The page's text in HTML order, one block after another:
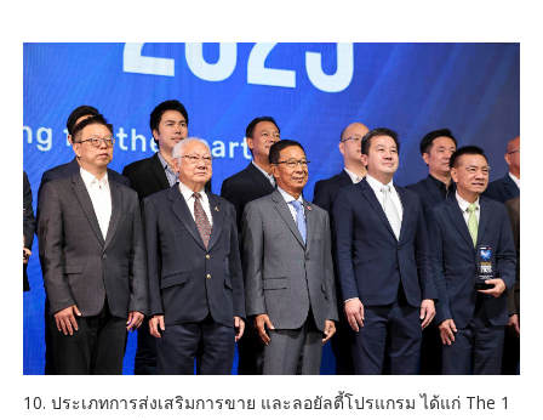
10. ประเภทการส่งเสริมการขาย และลอยัลตี้โปรแกรม ได้แก่ The 1